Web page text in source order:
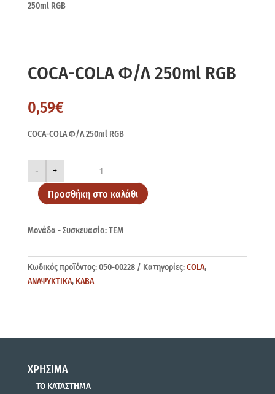
250ml RGB
COCA-COLA Φ/Λ 250ml RGB
0,59€
COCA-COLA Φ/Λ 250ml RGB
-
COCA-
Φ/
250ml
RGB
+
Προσθήκη στο καλάθι
Μονάδα - Συσκευασία: ΤΕΜ
Κωδικός προϊόντος:050-00228 Κατηγορίες:COLA,
ΑΝΑΨΥΚΤΙΚΑ, ΚΑΒΑ
ΧΡΗΣΙΜΑ
ΤΟ ΚΑΤΑΣΤΗΜΑ